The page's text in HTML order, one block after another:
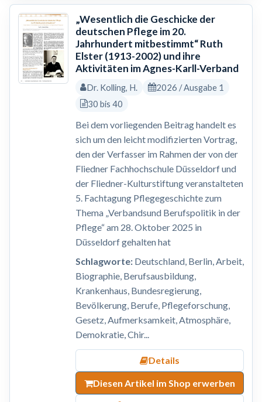
„Wesentlich die Geschicke der
deutschen Pflege im 20.
Jahrhundert mitbestimmt“ Ruth
Elster (1913-2002) und ihre
Aktivitäten im Agnes-Karll-Verband
Dr. Kolling, H.
2026 / Ausgabe 1
30 bis 40
Bei dem vorliegenden Beitrag handelt es
sich um den leicht modifizierten Vortrag,
den der Verfasser im Rahmen der von der
Fliedner Fachhochschule Düsseldorf und
der Fliedner-Kulturstiftung veranstalteten
5. Fachtagung Pflegegeschichte zum
Thema „Verbandsund Berufspolitik in der
Pflege“ am 28. Oktober 2025 in
Düsseldorf gehalten hat
Schlagworte:Deutschland, Berlin, Arbeit,
Biographie, Berufsausbildung,
Krankenhaus, Bundesregierung,
Bevölkerung, Berufe, Pflegeforschung,
Gesetz, Aufmerksamkeit, Atmosphäre,
Demokratie, Chir...
Details
Diesen Artikel im Shop erwerben